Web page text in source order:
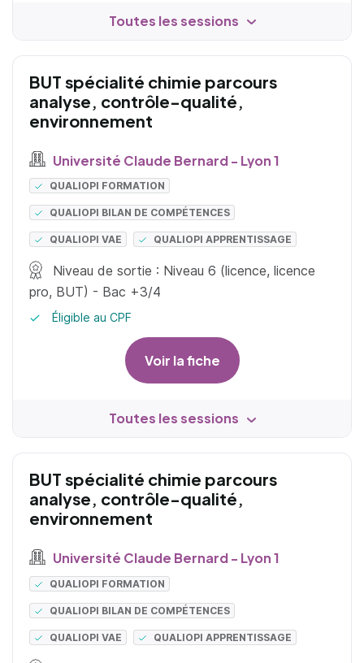
Toutes les sessions
BUT spécialité chimie parcours
analyse, contrôle-qualité,
environnement
Université Claude Bernard - Lyon 1
QUALIOPI FORMATION
QUALIOPI BILAN DE COMPÉTENCES
QUALIOPI VAE QUALIOPI APPRENTISSAGE
Niveau de sortie : Niveau 6 (licence, licence
pro, BUT) - Bac +3/4
Éligible au CPF
Voir la fiche
Toutes les sessions
BUT spécialité chimie parcours
analyse, contrôle-qualité,
environnement
Université Claude Bernard - Lyon 1
QUALIOPI FORMATION
QUALIOPI BILAN DE COMPÉTENCES
QUALIOPI VAE QUALIOPI APPRENTISSAGE